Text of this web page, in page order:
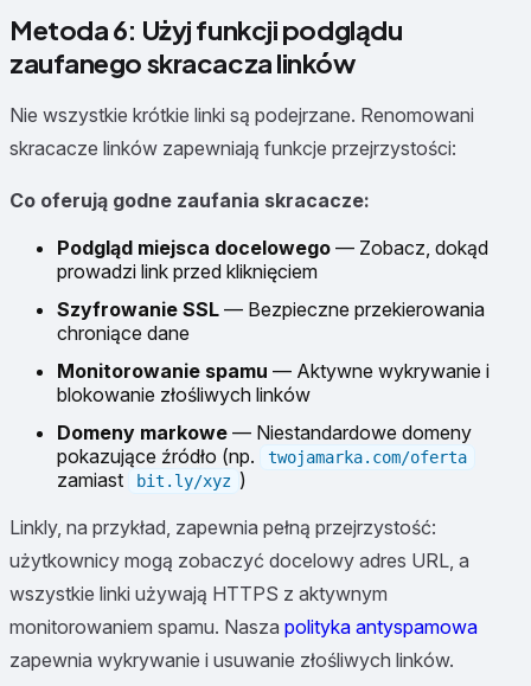
Metoda 6: Użyj funkcji podglądu
zaufanego skracacza linków
Nie wszystkie krótkie linki są podejrzane. Renomowani
skracacze linków zapewniają funkcje przejrzystości:
Co oferują godne zaufania skracacze:
Podgląd miejsca docelowego — Zobacz, dokąd
prowadzi link przed kliknięciem
Szyfrowanie SSL — Bezpieczne przekierowania
chroniące dane
Monitorowanie spamu — Aktywne wykrywanie i
blokowanie złośliwych linków
Domeny markowe — Niestandardowe domeny
pokazujące źródło (np.
twojamarka.com/oferta
zamiast bit.ly/xyz )
Linkly, na przykład, zapewnia pełną przejrzystość:
użytkownicy mogą zobaczyć docelowy adres URL, a
wszystkie linki używają HTTPS z aktywnym
monitorowaniem spamu. Nasza polityka antyspamowa
zapewnia wykrywanie i usuwanie złośliwych linków.